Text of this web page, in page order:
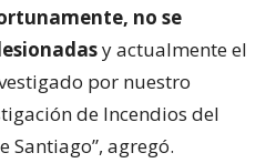
no se
y actualmente el
por nuestro
de Incendios del
Santiago”, agregó.